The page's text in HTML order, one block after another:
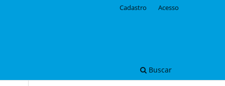
Buscar
Cadastro Acesso